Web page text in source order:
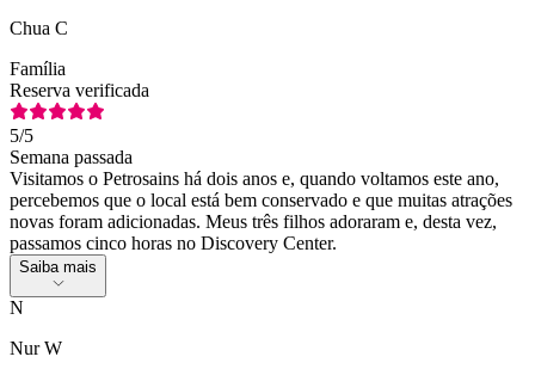
Chua C
Família
Reserva verificada
5/5
Semana passada
Visitamos o Petrosains há dois anos e, quando voltamos este ano,
percebemos que o local está bem conservado e que muitas atrações
novas foram adicionadas. Meus três filhos adoraram e, desta vez,
passamos cinco horas no Discovery Center.
Saiba mais
N
Nur W